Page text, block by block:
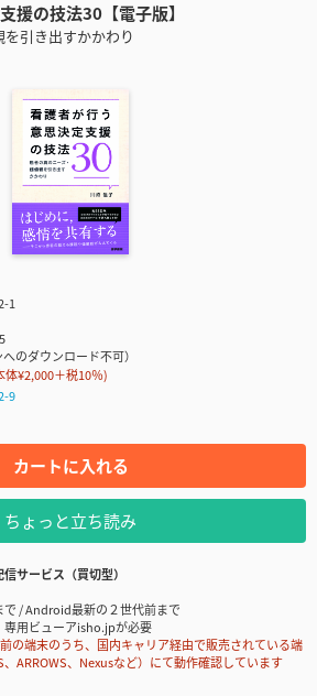
援の技法30【電子版】
引き出すかかわり
1
のダウンロード不可）
体¥2,000＋税10％)
9
カートに入れる
ちょっと立ち読み
サービス（買切型）
で / Android最新の２世代前まで
用ビューアisho.jpが必要
端末のうち、国内キャリア経由で販売されている端
ARROWS、Nexusなど）にて動作確認しています